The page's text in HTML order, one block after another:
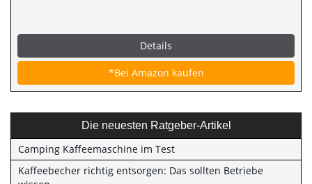
Details
*Bei Amazon kaufen
Die neuesten Ratgeber-Artikel
Camping Kaffeemaschine im Test
Kaffeebecher richtig entsorgen: Das sollten Betriebe